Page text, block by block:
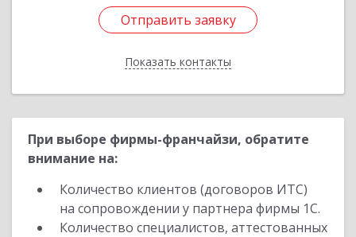
Отправить заявку
Показать контакты
Отправить заявку
Назад
При выборе фирмы-франчайзи, обратите
внимание на:
Количество клиентов (договоров ИТС)
на сопровождении у партнера фирмы 1С.
Количество специалистов, аттестованных